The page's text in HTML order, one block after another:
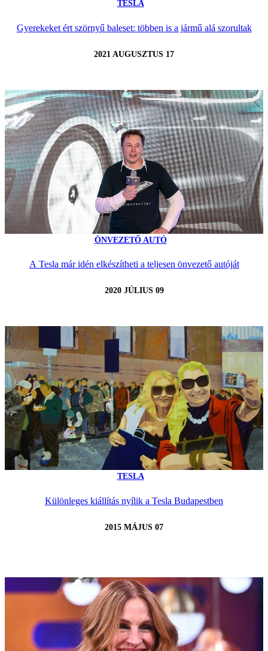
TESLA
Gyerekeket ért szörnyű baleset: többen is a jármű alá szorultak
2021 AUGUSZTUS 17
ÖNVEZETŐ AUTÓ
A Tesla már idén elkészítheti a teljesen önvezető autóját
2020 JÚLIUS 09
TESLA
Különleges kiállítás nyílik a Tesla Budapestben
2015 MÁJUS 07